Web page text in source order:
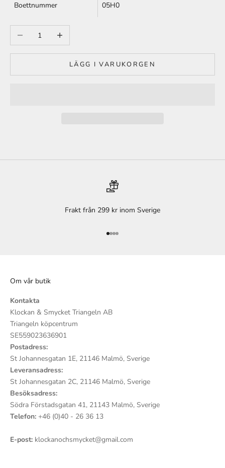
Boettnummer 05H0
Minska antal Öka antal
LÄGG I VARUKORGEN
Frakt från 299 kr inom Sverige
Gå till 1
Gå till 2
Gå till 3
Gå till 4
Om vår butik
Kontakta
Klockan & Smycket Triangeln AB
Triangeln köpcentrum
SE559023636901
Postadress:
St Johannesgatan 1E, 21146 Malmö, Sverige
Leveransadress:
St Johannesgatan 2C, 21146 Malmö, Sverige
Besöksadress:
Södra Förstadsgatan 41, 21143 Malmö, Sverige
Telefon: +46 (0)40 - 26 36 13
E-post: klockanochsmycket@gmail.com